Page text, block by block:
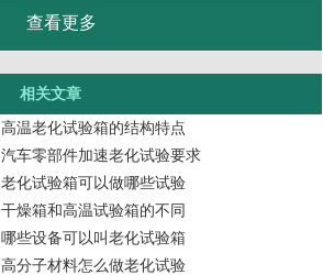
查看更多
相关文章
高温老化试验箱的结构特点
汽车零部件加速老化试验要求
老化试验箱可以做哪些试验
干燥箱和高温试验箱的不同
哪些设备可以叫老化试验箱
高分子材料怎么做老化试验